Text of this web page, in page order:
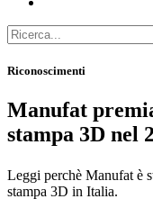
Riconoscimenti
Manufat
stampa 3D nel
Leggi perchè Manufat è
stampa 3D in Italia.